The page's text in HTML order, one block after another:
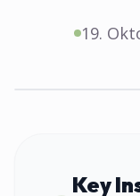
19.
Key